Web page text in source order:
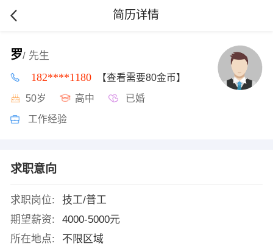
简历详情
罗/ 先生
182****1180 【查看需要80金币】
50岁 高中 已婚
工作经验
求职意向
求职岗位:
技工/普工
期望薪资:
4000-5000元
所在地点:
不限区域